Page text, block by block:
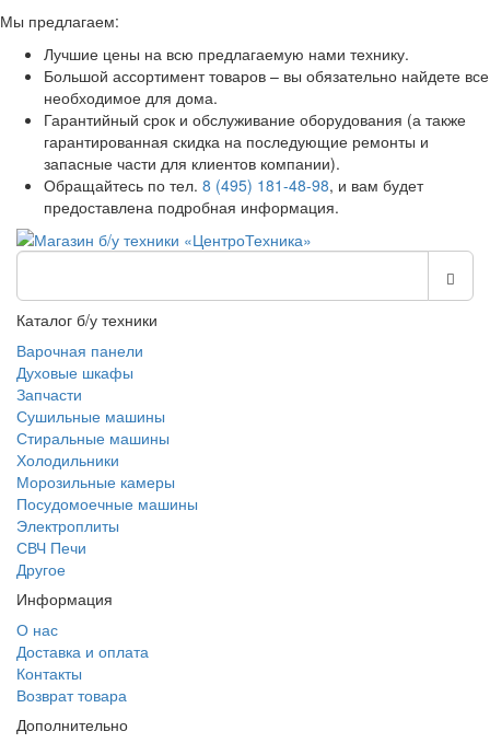
Мы предлагаем:
Лучшие цены на всю предлагаемую нами технику.
Большой ассортимент товаров – вы обязательно найдете все
необходимое для дома.
Гарантийный срок и обслуживание оборудования (а также
гарантированная скидка на последующие ремонты и
запасные части для клиентов компании).
Обращайтесь по тел. 8 (495) 181-48-98, и вам будет
предоставлена подробная информация.
Каталог б/у техники
Варочная панели
Духовые шкафы
Запчасти
Сушильные машины
Стиральные машины
Холодильники
Морозильные камеры
Посудомоечные машины
Электроплиты
СВЧ Печи
Другое
Информация
О нас
Доставка и оплата
Контакты
Возврат товара
Дополнительно